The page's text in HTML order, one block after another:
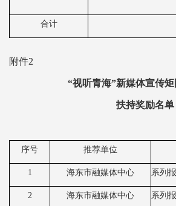
合计
附件2
“视听青海”新媒体宣传
扶持奖励名单
序号 推荐单位
1 海东市融媒体中心 系列
2 海东市融媒体中心 系列